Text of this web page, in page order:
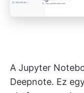
A Jupyter
Deepnote. Ez